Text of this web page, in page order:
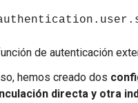
de autenticación
hemos creado dos
directa y otra